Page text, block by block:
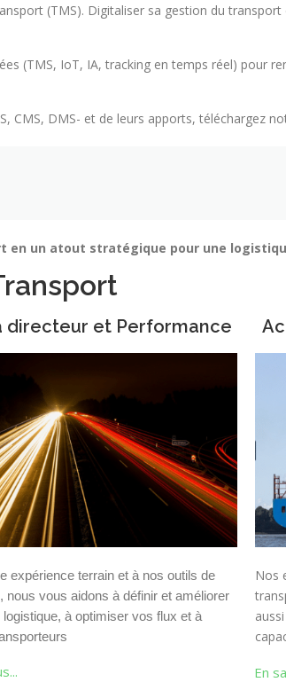
(TMS). Digitaliser sa gestion du
(TMS, IoT, IA, tracking en temps réel) pour
CMS, DMS- et de leurs apports, téléchargez
un atout stratégique pour une
directeur et Performance
expérience terrain et à nos outils de
nous vous aidons à définir et améliorer
à optimiser vos flux et à
Nos
En